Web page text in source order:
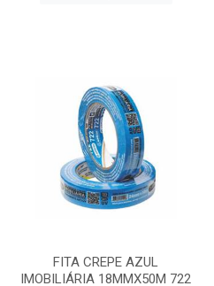
FITA CREPE AZUL
IMOBILIÁRIA 18MMX50M 722